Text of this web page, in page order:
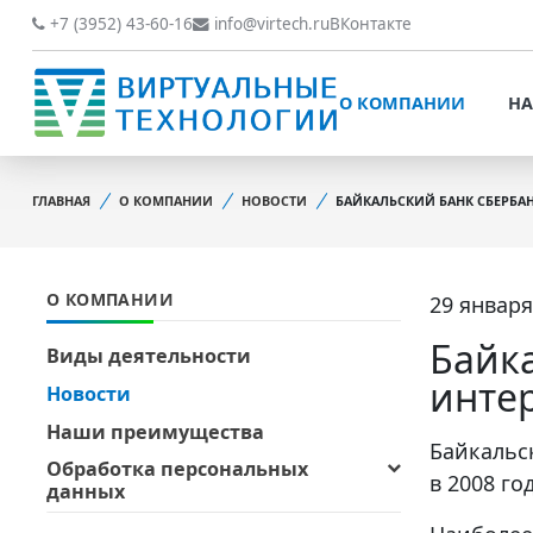
О КОМПАНИИ
ВИДЫ ДЕЯТЕЛЬНОСТИ
НОВОСТИ
НАШИ ПРЕИМУЩЕСТВА
ОФИЦИАЛЬНЫЕ
ДОКУМЕНТЫ
ОБРАТНАЯ СВЯЗЬ
ОТЗЫВЫ КЛИЕНТОВ
НАШИ РАБОТЫ
+7 (3952) 43-60-16 info@virtech.ruВКонтакте
О КОМПАНИИ
ОБРАБОТКА
ОФИЦИАЛЬНЫЕ
ОТЗЫВЫ КЛИЕНТОВ
ГЛАВНАЯ О КОМПАНИИ НОВОСТИ БАЙКАЛЬСКИЙ БАНК
29
в 2008
О КОМПАНИИ
Виды деятельности
Новости
Наши преимущества
Обработка персональных
данных